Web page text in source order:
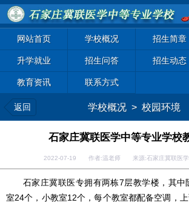
网站首页 学校概况 招生简章
升学就业 招生问答 招生动态
教育资讯 联系方式
返回 学校概况 > 校园环境
石家庄冀联医学中等专业学校
2022-07-19 作者:温老师 来源:石家庄冀联医学
石家庄冀联医专拥有两栋7层教学楼，其中
室24个，小教室12个，每个教室都配备空调，上